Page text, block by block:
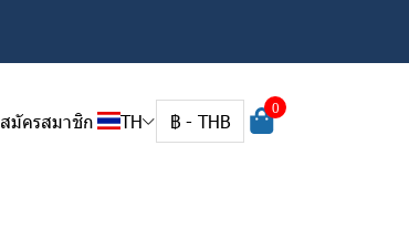
สมัครสมาชิก TH ฿ - THB
0